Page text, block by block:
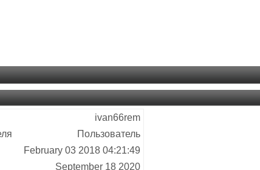
ivan66rem
Пользователь
February 03 2018 04:21:49
September 18 2020